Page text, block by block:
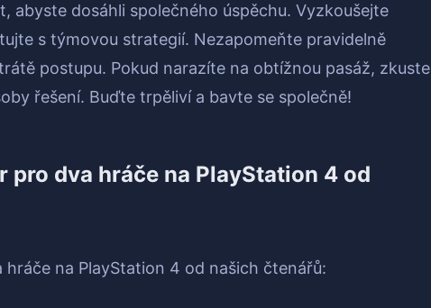
abyste dosáhli společného úspěchu. Vyzkoušejte
s týmovou strategií. Nezapomeňte pravidelně
postupu. Pokud narazíte na obtížnou pasáž, zkuste
řešení. Buďte trpěliví a bavte se společně!
pro dva hráče na PlayStation 4 od
na PlayStation 4 od našich čtenářů: